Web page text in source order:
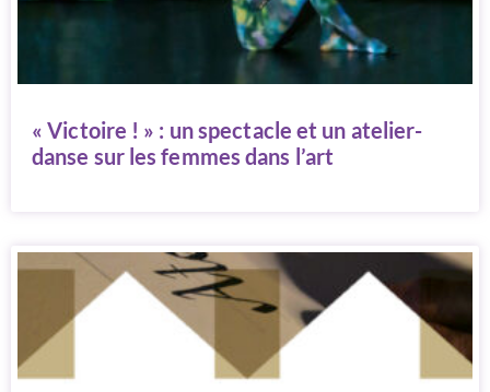
« Victoire ! » : un spectacle et un atelier-
danse sur les femmes dans l’art